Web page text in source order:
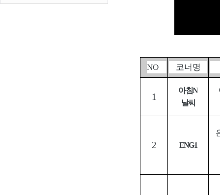
NO 코너명
1
아침N
날씨
2 ENG1